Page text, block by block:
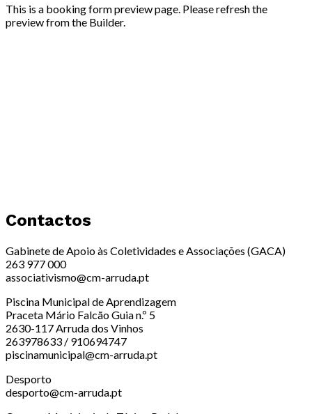
This is a booking form preview page. Please refresh the
preview from the Builder.
Contactos
Gabinete de Apoio às Coletividades e Associações (GACA)
263 977 000
associativismo@cm-arruda.pt
Piscina Municipal de Aprendizagem
Praceta Mário Falcão Guia n.º 5
2630-117 Arruda dos Vinhos
263978633 / 910694747
piscinamunicipal@cm-arruda.pt
Desporto
desporto@cm-arruda.pt